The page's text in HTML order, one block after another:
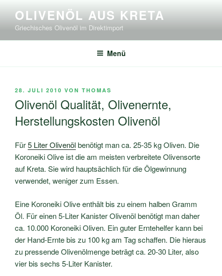
Inhalt
springen
OLIVENÖL AUS KRETA
Griechisches Olivenöl im Direktimport
Menü
VERÖFFENTLICHT
28. JULI 2010 VON THOMAS
Olivenöl Qualität, Olivenernte,
Herstellungskosten Olivenöl
Für5 Liter Olivenölbenötigt man ca. 25-35 kg Oliven. Die
Koroneiki Olive ist die am meisten verbreitete Olivensorte
auf Kreta. Sie wird hauptsächlich für die Ölgewinnung
verwendet, weniger zum Essen.
Eine Koroneiki Olive enthält bis zu einem halben Gramm
Öl. Für einen 5-Liter Kanister Olivenöl benötigt man daher
ca. 10.000 Koroneiki Oliven. Ein guter Erntehelfer kann bei
der Hand-Ernte bis zu 100 kg am Tag schaffen. Die hieraus
zu pressende Olivenölmenge beträgt ca. 20-30 Liter, also
vier bis sechs 5-Liter Kanister.